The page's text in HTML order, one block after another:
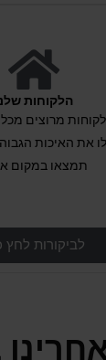
הלקוחות
לקוחות מרוצים
את האיכות
תמצאו במקום
לביקורות לחץ